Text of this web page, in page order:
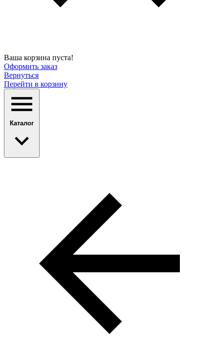
Ваша корзина пуста!
Оформить заказ
Вернуться
Перейти в корзину
Каталог